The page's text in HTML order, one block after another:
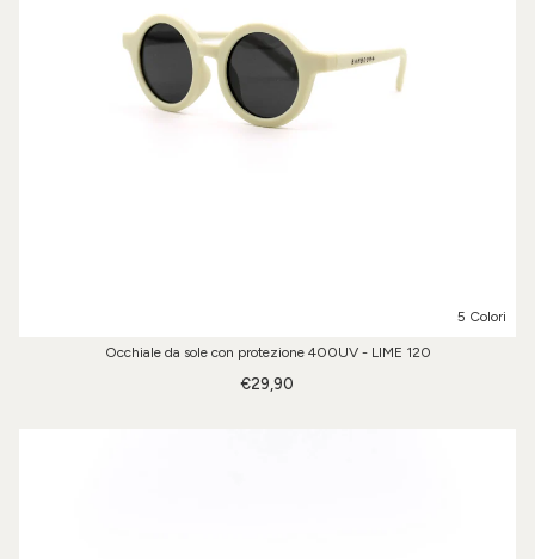
5 Colori
Occhiale da sole con protezione 400UV - LIME 120
€29,90